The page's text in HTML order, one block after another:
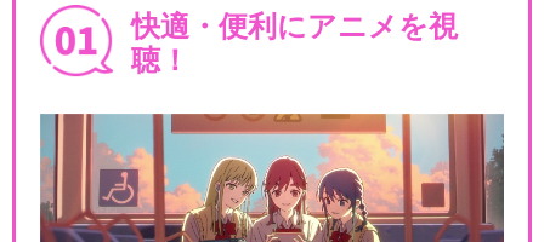
快適・便利にアニメを視
聴！